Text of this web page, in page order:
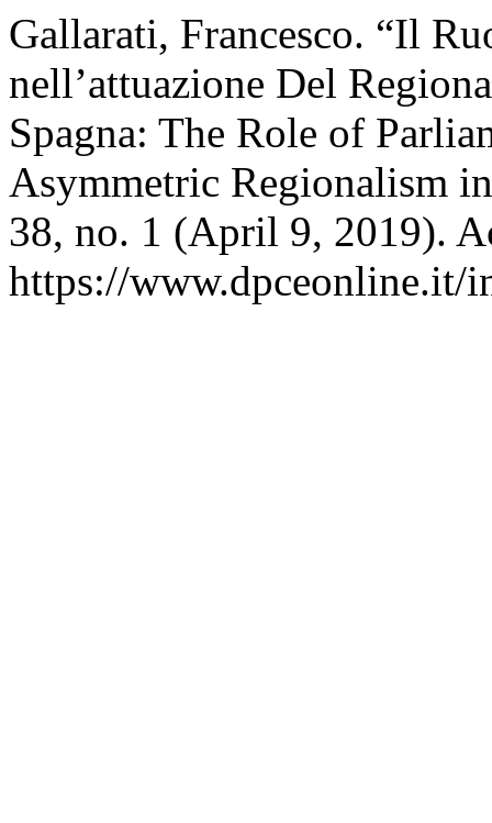
Gallarati, Francesco. “Il
nell’attuazione Del
Spagna: The Role of
Asymmetric Regionalism
38, no. 1 (April 9, 2019).
https://www.dpceonline.it/